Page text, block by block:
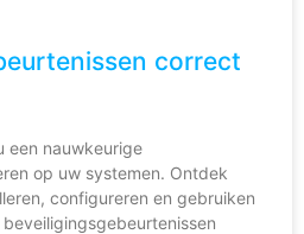
correct
een nauwkeurige
op uw systemen. Ontdek
configureren en gebruiken